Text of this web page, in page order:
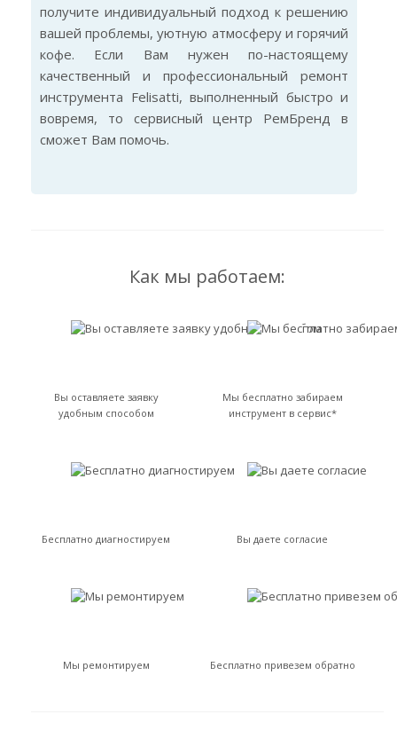
получите индивидуальный подход к решению
вашей проблемы, уютную атмосферу и горячий
кофе. Если Вам нужен по-настоящему
качественный и профессиональный ремонт
инструмента Felisatti, выполненный быстро и
вовремя, то сервисный центр РемБренд в
сможет Вам помочь.
Как мы работаем:
Вы оставляете заявку
удобным способом
Мы бесплатно забираем
инструмент в сервис*
Бесплатно диагностируем Вы даете согласие
Мы ремонтируем Бесплатно привезем обратно